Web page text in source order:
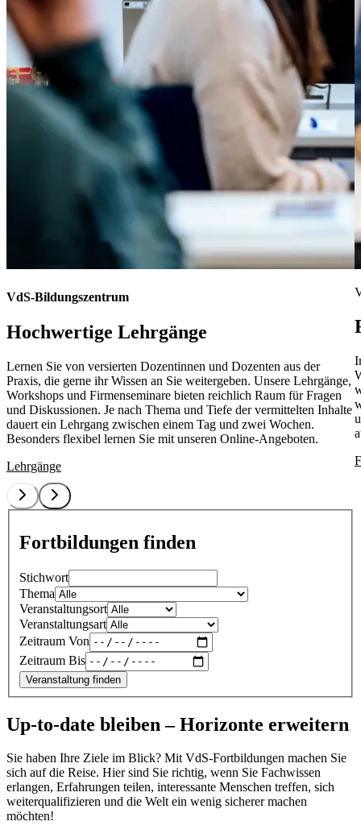
VdS-Bildungszentrum
Hochwertige Lehrgänge
Lernen Sie von versierten Dozentinnen und Dozenten aus der
Praxis, die gerne ihr Wissen an Sie weitergeben. Unsere Lehrgänge,
Workshops und Firmenseminare bieten reichlich Raum für Fragen
und Diskussionen. Je nach Thema und Tiefe der vermittelten Inhalte
dauert ein Lehrgang zwischen einem Tag und zwei Wochen.
Besonders flexibel lernen Sie mit unseren Online-Angeboten.
Lehrgänge
Fortbildungen finden
Stichwort
Thema
Veranstaltungsort
Veranstaltungsart
Zeitraum Von
Zeitraum Bis
Veranstaltung finden
Up-to-date bleiben – Horizonte erweitern
Sie haben Ihre Ziele im Blick? Mit VdS-Fortbildungen machen Sie
sich auf die Reise. Hier sind Sie richtig, wenn Sie Fachwissen
erlangen, Erfahrungen teilen, interessante Menschen treffen, sich
weiterqualifizieren und die Welt ein wenig sicherer machen
möchten!